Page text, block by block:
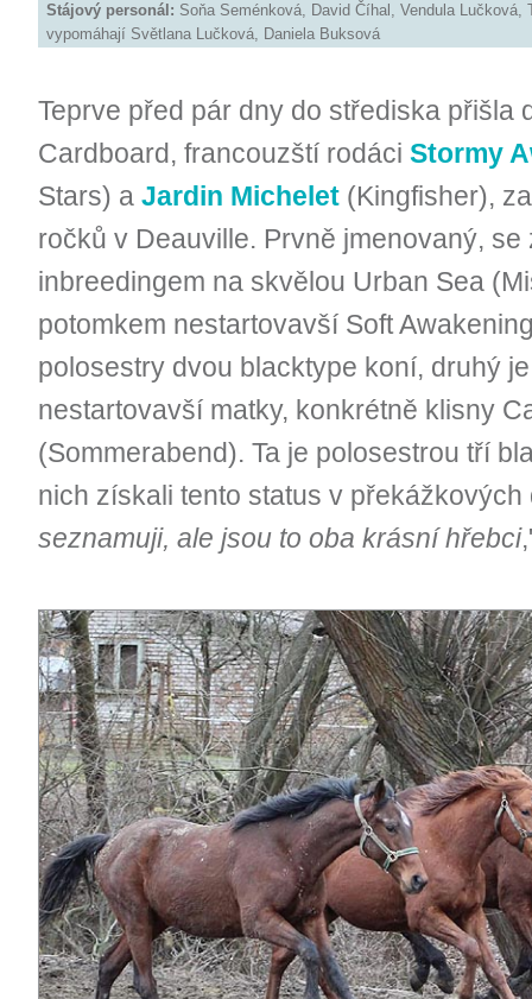
Stájový personál: Soňa Seménková, David Číhal, Vendula
vypomáhají Světlana Lučková, Daniela Buksová
Teprve před pár dny do střediska přišla
Cardboard, francouzští rodáci Stormy
Stars) a Jardin Michelet (Kingfisher),
ročků v Deauville. Prvně jmenovaný, se
inbreedingem na skvělou Urban Sea
potomkem nestartovavší Soft
polosestry dvou blacktype koní, druhý
nestartovavší matky, konkrétně klisny
(Sommerabend). Ta je polosestrou tří
nich získali tento status v překážkových
seznamuji, ale jsou to oba krásní hřebci